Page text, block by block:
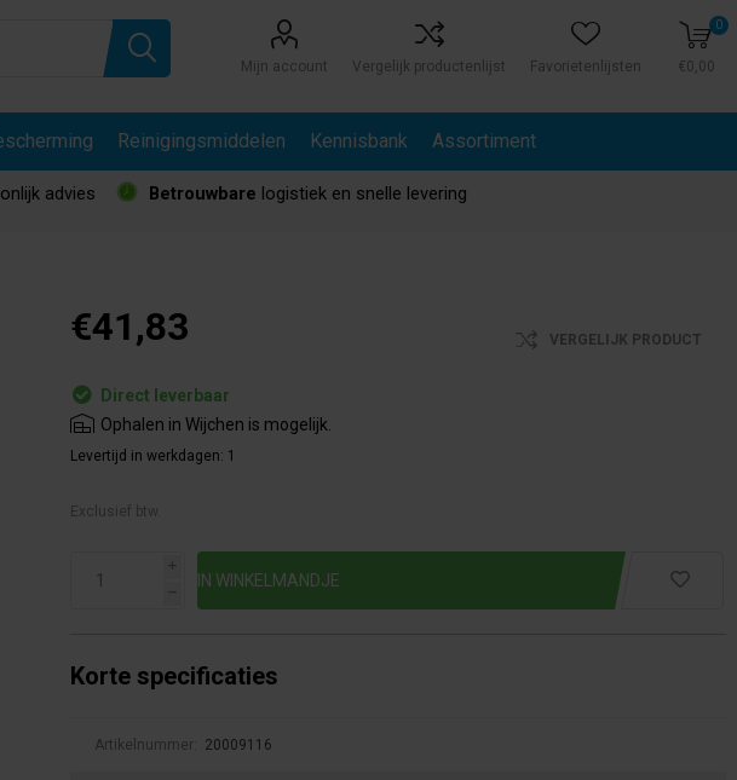
Mijn account Vergelijk productenlijst Favorietenlijsten
0
€0,00
Reinigingsmiddelen Kennisbank Assortiment
advies Betrouwbare logistiek en snelle levering
€41,83 VERGELIJK PRODUCT
Direct leverbaar
Ophalen in Wijchen is mogelijk.
Levertijd in werkdagen: 1
Exclusief btw.
i
h
Korte specificaties
Artikelnummer: 20009116